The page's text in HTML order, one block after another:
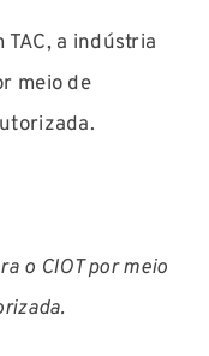
a indústria
meio de
o CIOT por meio